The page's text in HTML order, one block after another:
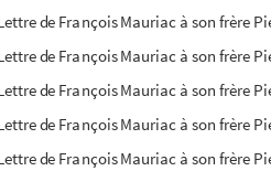
de François Mauriac à son frère
de François Mauriac à son frère
de François Mauriac à son frère
de François Mauriac à son frère
de François Mauriac à son frère